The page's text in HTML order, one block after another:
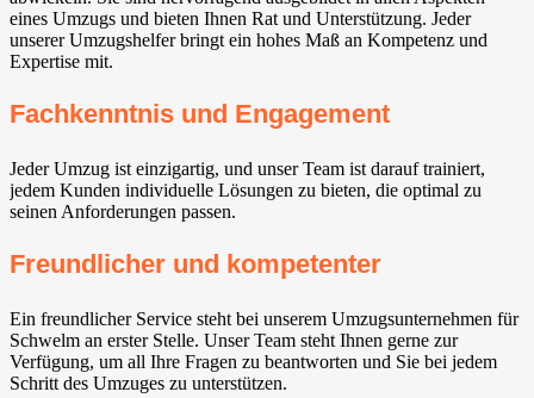
eines Umzugs und bieten Ihnen Rat und Unterstützung. Jeder
unserer Umzugshelfer bringt ein hohes Maß an Kompetenz und
Expertise mit.
Fachkenntnis und Engagement
Jeder Umzug ist einzigartig, und unser Team ist darauf trainiert,
jedem Kunden individuelle Lösungen zu bieten, die optimal zu
seinen Anforderungen passen.
Freundlicher und kompetenter
Ein freundlicher Service steht bei unserem Umzugsunternehmen für
Schwelm an erster Stelle. Unser Team steht Ihnen gerne zur
Verfügung, um all Ihre Fragen zu beantworten und Sie bei jedem
Schritt des Umzuges zu unterstützen.